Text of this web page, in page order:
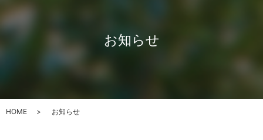
お知らせ
HOME お知らせ